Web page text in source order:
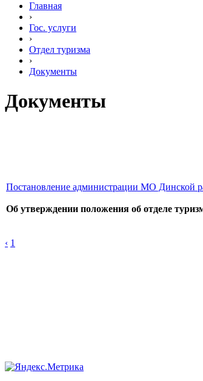
Главная
›
Гос. услуги
›
Отдел туризма
›
Документы
Документы
Постановление администрации МО Динской
Об утверждении положения об отделе
‹ 1